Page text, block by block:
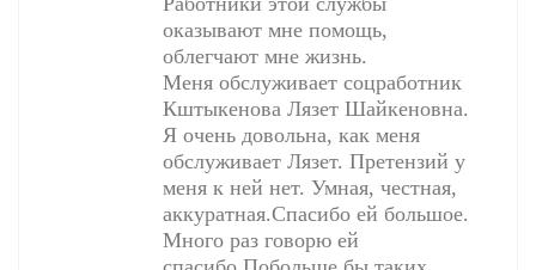
оказывают мне помощь,
облегчают мне жизнь.
Меня обслуживает соцработник
Кштыкенова Лязет Шайкеновна.
Я очень довольна, как меня
обслуживает Лязет. Претензий у
меня к ней нет. Умная, честная,
аккуратная.Спасибо ей большое.
Много раз говорю ей